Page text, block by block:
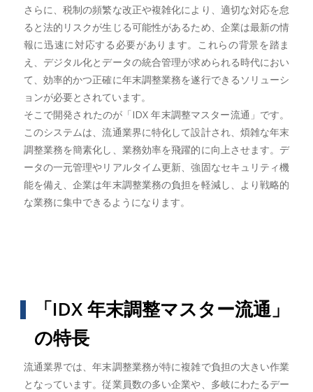
さらに、税制の頻繁な改正や複雑化により、適切な対応を怠
ると法的リスクが生じる可能性があるため、企業は最新の情
報に迅速に対応する必要があります。これらの背景を踏ま
え、デジタル化とデータの統合管理が求められる時代におい
て、効率的かつ正確に年末調整業務を遂行できるソリューシ
ョンが必要とされています。
そこで開発されたのが「IDX 年末調整マスター流通」です。
このシステムは、流通業界に特化して設計され、煩雑な年末
調整業務を簡素化し、業務効率を飛躍的に向上させます。デ
ータの一元管理やリアルタイム更新、強固なセキュリティ機
能を備え、企業は年末調整業務の負担を軽減し、より戦略的
な業務に集中できるようになります。
「IDX 年末調整マスター流通」
の特長
流通業界では、年末調整業務が特に複雑で負担の大きい作業
となっています。従業員数の多い企業や、多岐にわたるデー